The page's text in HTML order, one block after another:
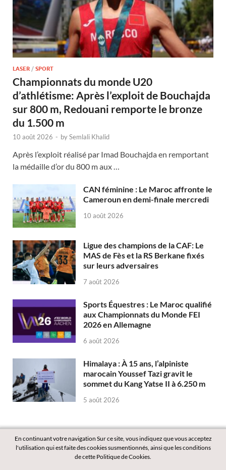
LASER / SPORT
Championnats du monde U20
d’athlétisme: Après l’exploit de Bouchajda
sur 800 m, Redouani remporte le bronze
du 1.500 m
10 août 2026 - bySemlali Khalid
Après l’exploit réalisé par Imad Bouchajda en remportant
la médaille d’or du 800 m aux …
CAN féminine : Le Maroc affronte le
Cameroun en demi-finale mercredi
10 août 2026
Ligue des champions de la CAF: Le
MAS de Fès et la RS Berkane fixés
sur leurs adversaires
7 août 2026
Sports Équestres : Le Maroc qualifié
aux Championnats du Monde FEI
2026 en Allemagne
6 août 2026
Himalaya : À 15 ans, l’alpiniste
marocain Youssef Tazi gravit le
sommet du Kang Yatse II à 6.250 m
5 août 2026
En continuant votre navigation Sur ce site, vous indiquez que vous acceptez
l'utilisation qui est faite des cookies susmentionnés, ainsi que les conditions
de cette Politique de Cookies.